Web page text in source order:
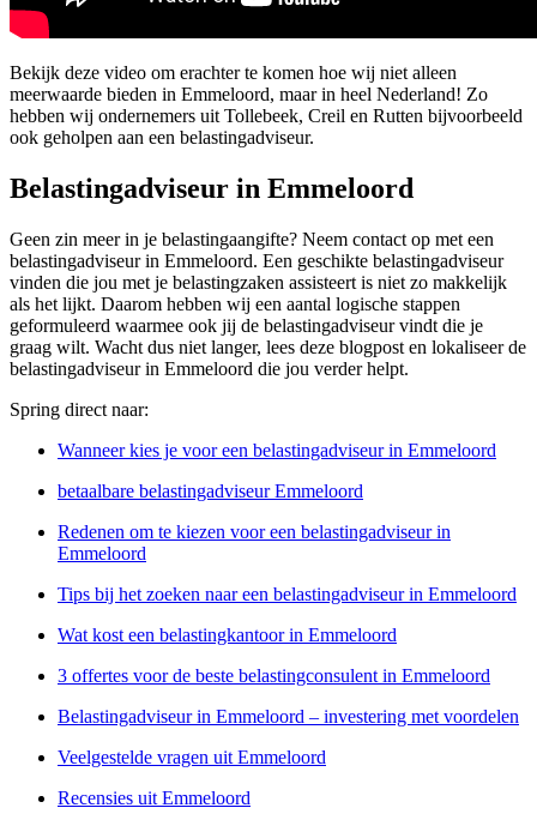
Bekijk deze video om erachter te komen hoe wij niet alleen
meerwaarde bieden in Emmeloord, maar in heel Nederland! Zo
hebben wij ondernemers uit Tollebeek, Creil en Rutten bijvoorbeeld
ook geholpen aan een belastingadviseur.
Belastingadviseur in Emmeloord
Geen zin meer in je belastingaangifte? Neem contact op met een
belastingadviseur in Emmeloord. Een geschikte belastingadviseur
vinden die jou met je belastingzaken assisteert is niet zo makkelijk
als het lijkt. Daarom hebben wij een aantal logische stappen
geformuleerd waarmee ook jij de belastingadviseur vindt die je
graag wilt. Wacht dus niet langer, lees deze blogpost en lokaliseer de
belastingadviseur in Emmeloord die jou verder helpt.
Spring direct naar:
Wanneer kies je voor een belastingadviseur in Emmeloord
betaalbare belastingadviseur Emmeloord
Redenen om te kiezen voor een belastingadviseur in
Emmeloord
Tips bij het zoeken naar een belastingadviseur in Emmeloord
Wat kost een belastingkantoor in Emmeloord
3 offertes voor de beste belastingconsulent in Emmeloord
Belastingadviseur in Emmeloord – investering met voordelen
Veelgestelde vragen uit Emmeloord
Recensies uit Emmeloord